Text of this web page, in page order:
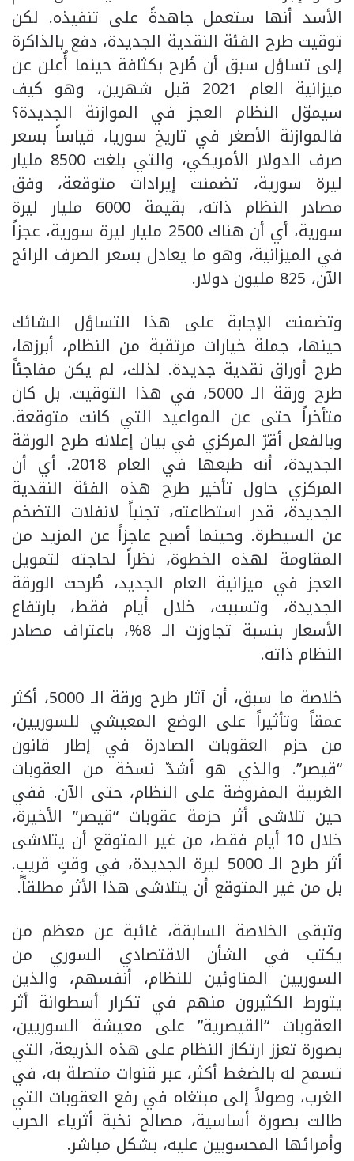
الأسد أنها ستعمل جاهدةً على تنفيذه. لكن
توقيت طرح الفئة النقدية الجديدة، دفع بالذاكرة
إلى تساؤل سبق أن طُرح بكثافة حينما أُعلن عن
ميزانية العام 2021 قبل شهرين، وهو كيف
سيموّل النظام العجز في الموازنة الجديدة؟
فالموازنة الأصغر في تاريخ سوريا، قياساً بسعر
صرف الدولار الأمريكي، والتي بلغت 8500 مليار
ليرة سورية، تضمنت إيرادات متوقعة، وفق
مصادر النظام ذاته، بقيمة 6000 مليار ليرة
سورية، أي أن هناك 2500 مليار ليرة سورية، عجزاً
في الميزانية، وهو ما يعادل بسعر الصرف الرائج
الآن، 825 مليون دولار.
وتضمنت الإجابة على هذا التساؤل الشائك
حينها، جملة خيارات مرتقبة من النظام، أبرزها،
طرح أوراق نقدية جديدة. لذلك، لم يكن مفاجئاً
طرح ورقة الـ 5000، في هذا التوقيت. بل كان
متأخراً حتى عن المواعيد التي كانت متوقعة.
وبالفعل أقرّ المركزي في بيان إعلانه طرح الورقة
الجديدة، أنه طبعها في العام 2018. أي أن
المركزي حاول تأخير طرح هذه الفئة النقدية
الجديدة، قدر استطاعته، تجنباً لانفلات التضخم
عن السيطرة. وحينما أصبح عاجزاً عن المزيد من
المقاومة لهذه الخطوة، نظراً لحاجته لتمويل
العجز في ميزانية العام الجديد، طُرحت الورقة
الجديدة، وتسببت، خلال أيام فقط، بارتفاع
الأسعار بنسبة تجاوزت الـ 8%، باعتراف مصادر
النظام ذاته.
خلاصة ما سبق، أن آثار طرح ورقة الـ 5000، أكثر
عمقاً وتأثيراً على الوضع المعيشي للسوريين،
من حزم العقوبات الصادرة في إطار قانون
“قيصر”. والذي هو أشدّ نسخة من العقوبات
الغربية المفروضة على النظام، حتى الآن. ففي
حين تلاشى أثر حزمة عقوبات “قيصر” الأخيرة،
خلال 10 أيام فقط، من غير المتوقع أن يتلاشى
أثر طرح الـ 5000 ليرة الجديدة، في وقتٍ قريبٍ.
بل من غير المتوقع أن يتلاشى هذا الأثر مطلقاً.
وتبقى الخلاصة السابقة، غائبة عن معظم من
يكتب في الشأن الاقتصادي السوري من
السوريين المناوئين للنظام، أنفسهم، والذين
يتورط الكثيرون منهم في تكرار أسطوانة أثر
العقوبات “القيصرية” على معيشة السوريين،
بصورة تعزز ارتكاز النظام على هذه الذريعة، التي
تسمح له بالضغط أكثر، عبر قنوات متصلة به، في
الغرب، وصولاً إلى مبتغاه في رفع العقوبات التي
طالت بصورة أساسية، مصالح نخبة أثرياء الحرب
وأمرائها المحسوبين عليه، بشكل مباشر.